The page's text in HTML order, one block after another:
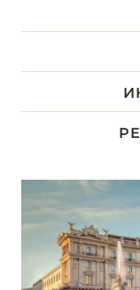
Hotel de Russie
Westin Excelsior